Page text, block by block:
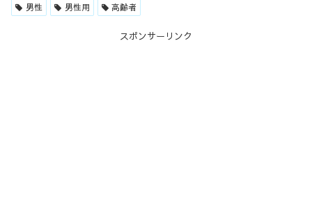
男性
男性用 高齢者
スポンサーリンク